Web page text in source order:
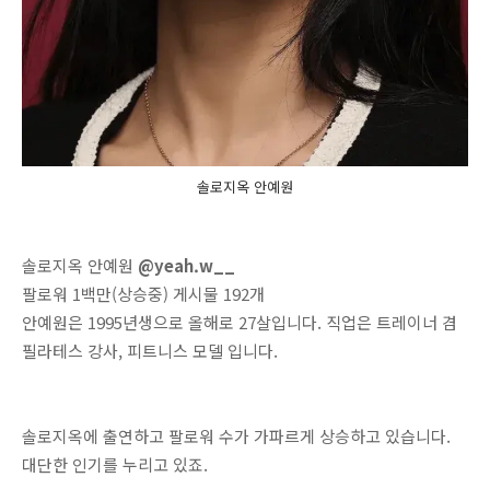
솔로지옥 안예원
솔로지옥 안예원 @yeah.w__
팔로워 1백만(상승중) 게시물 192개
안예원은 1995년생으로 올해로 27살입니다. 직업은 트레이너 겸
필라테스 강사, 피트니스 모델 입니다.
솔로지옥에 출연하고 팔로워 수가 가파르게 상승하고 있습니다.
대단한 인기를 누리고 있죠.